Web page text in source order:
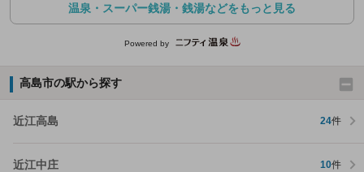
温泉・スーパー銭湯・銭湯などをもっと見る
Powered by
高島市の駅から探す
近江高島 24件
近江中庄 10件